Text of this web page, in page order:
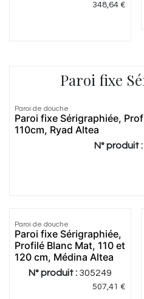
348,64€
Paroi fixe
Paroi de douche
Paroi fixe Sérigraphiée,
110cm, Ryad Altea
N° produit :
Paroi de douche
Paroi fixe Sérigraphiée,
Profilé Blanc Mat, 110 et
120 cm, Médina Altea
N° produit : 305249
507,41 €